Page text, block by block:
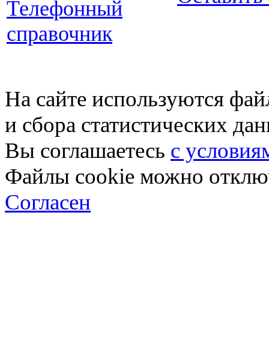
Телефонный
справочник
На сайте используются
и сбора статистических
Вы соглашаетесь с
Файлы cookie можно
Согласен